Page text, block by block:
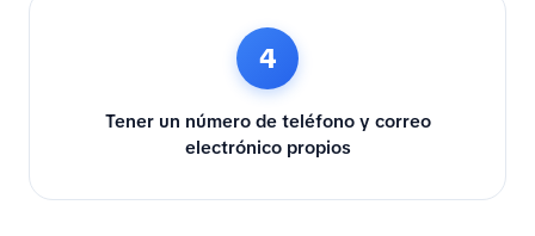
4
Tener un número de teléfono y correo
electrónico propios